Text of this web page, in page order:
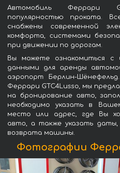
Автомобиль Феррари
популярностью проката.
снабжены современной
комфорта, системами
при движении по дорогам.
Вы можете ознакомиться с
данными для аренды
аэропорт Берлин-
Феррари GTC4Lusso, мы
на бронирование авто,
необходимо указать в
место или адрес, где Вы
авто, а также указать
возврата машины.
Фотографии